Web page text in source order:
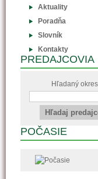
Aktuality
Poradňa
Slovník
Kontakty
PREDAJCOVIA
Hľadaný
POČASIE